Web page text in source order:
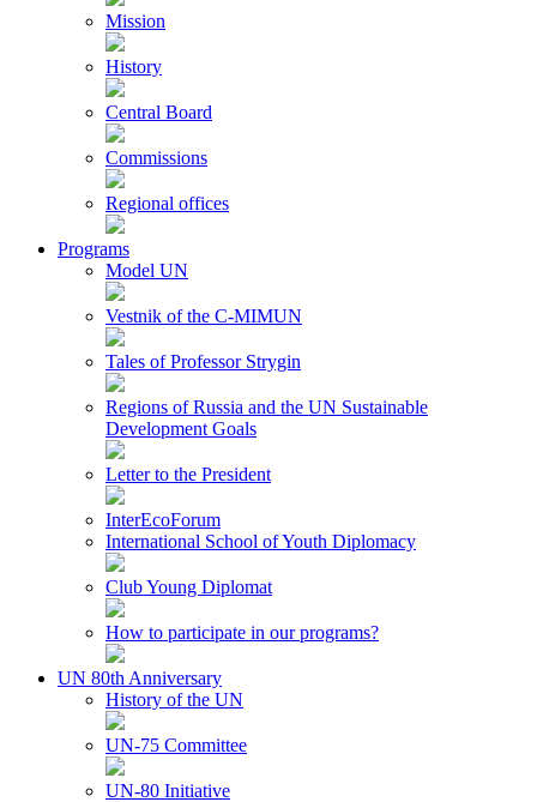
Mission
History
Central Board
Commissions
Regional offices
Programs
Model UN
Vestnik of the C-MIMUN
Tales of Professor Strygin
Regions of Russia and the UN Sustainable
Development Goals
Letter to the President
InterEcoForum
International School of Youth Diplomacy
Club Young Diplomat
How to participate in our programs?
UN 80th Anniversary
History of the UN
UN-75 Committee
UN-80 Initiative